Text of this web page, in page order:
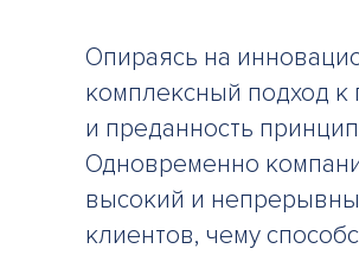
Опираясь на
комплексный подход к
и преданность
Одновременно
высокий и
клиентов, чему